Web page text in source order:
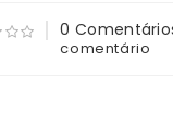
0
comentário